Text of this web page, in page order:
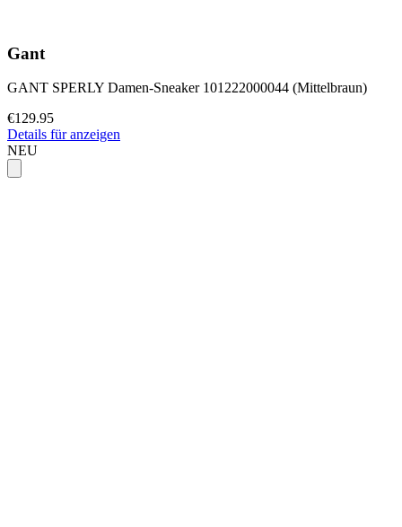
Gant
GANT SPERLY Damen-Sneaker 101222000044 (Mittelbraun)
€129.95
Details für anzeigen
NEU